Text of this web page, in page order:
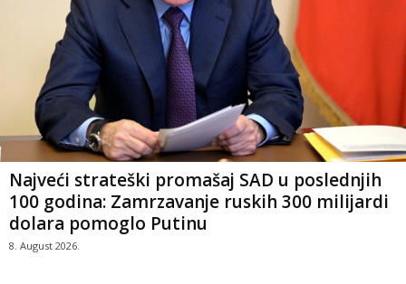
Najveći strateški promašaj SAD u poslednjih
100 godina: Zamrzavanje ruskih 300 milijardi
dolara pomoglo Putinu
8. August 2026.